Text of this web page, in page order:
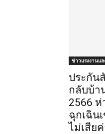
ข่าวแรงงานแ
ประกัน
กลับบ้า
2566 ห่
ฉุกเฉิน
ไม่เสีย